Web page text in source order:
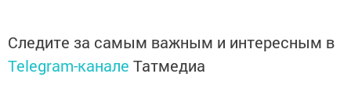
Следите за самым важным и интересным в
Telegram-канале Татмедиа